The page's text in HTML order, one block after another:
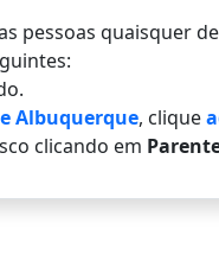
pessoas quaisquer
Albuquerque, clique
clicando em